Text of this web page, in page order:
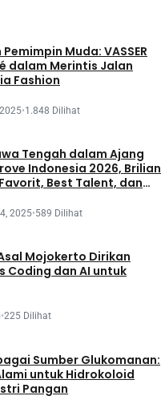
Muda: VASSER
dalam Merintis Jalan
Fashion
•1.848 Dilihat
Tengah dalam Ajang
Indonesia 2026, Brilian
Best Talent, dan
2025•589 Dilihat
Mojokerto Dirikan
Coding dan AI untuk
•225 Dilihat
Sumber Glukomanan:
untuk Hidrokoloid
Pangan